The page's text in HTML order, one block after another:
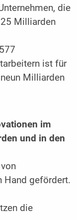
die
Milliarden
ist für
Milliarden
im
und in den
Hand gefördert.
die